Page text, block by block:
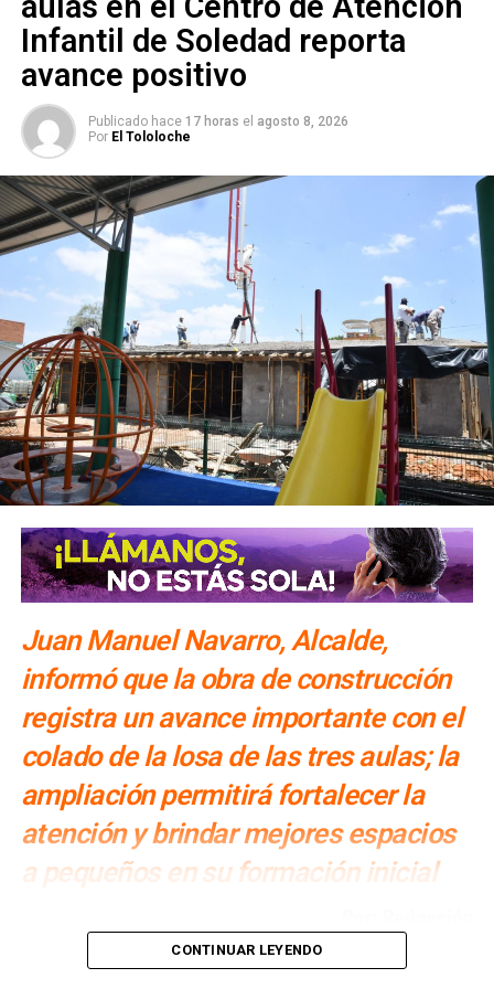
Infantil de Soledad reporta
avance positivo
Publicado hace 17 horas el agosto 8, 2026
Por El Tololoche
Juan Manuel Navarro, Alcalde,
informó que la obra de construcción
registra un avance importante con el
colado de la losa de las tres aulas; la
ampliación permitirá fortalecer la
atención y brindar mejores espacios
a pequeños en su formación inicial
Juan Manuel Navarro Muñiz, Alcalde de Soledad de
CONTINUAR LEYENDO